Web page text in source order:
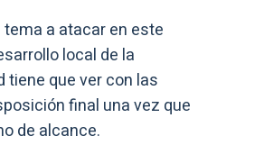
tema a atacar en este
local de la
tiene que ver con las
final una vez que
de alcance.